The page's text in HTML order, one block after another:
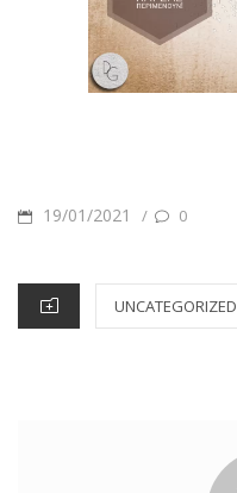
POSTED19/01/2021 / 0
CATEGORIES
UNCATEGORIZED